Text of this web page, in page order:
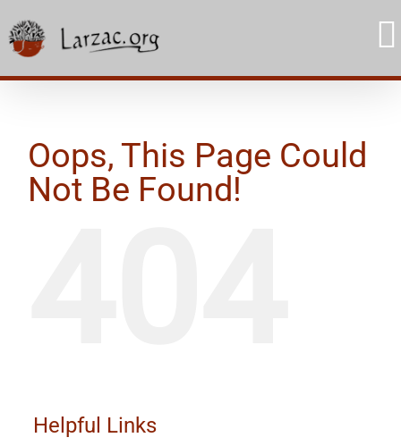
to
content
Oops, This Page Could
Not Be Found!
Helpful Links